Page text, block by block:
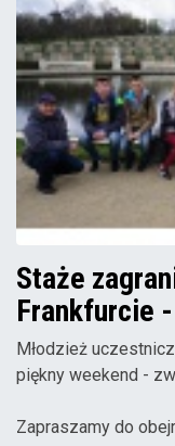
Staże
Frankfurcie
Młodzież
piękny weekend -
Zapraszamy do